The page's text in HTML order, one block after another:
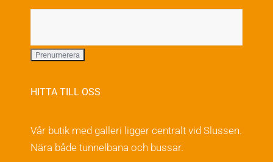
produktsidan
HITTA TILL OSS
Vår butik med galleri ligger centralt vid Slussen.
Nära både tunnelbana och bussar.